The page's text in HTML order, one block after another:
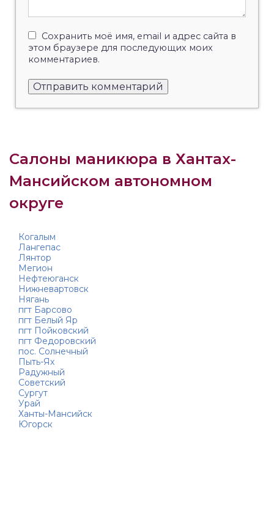
Сохранить моё имя, email и адрес сайта в
этом браузере для последующих моих
комментариев.
Салоны маникюра в Хантах-
Мансийском автономном
округе
Когалым
Лангепас
Лянтор
Мегион
Нефтеюганск
Нижневартовск
Нягань
пгт Барсово
пгт Белый Яр
пгт Пойковский
пгт Федоровский
пос. Солнечный
Пыть-Ях
Радужный
Советский
Сургут
Урай
Ханты-Мансийск
Югорск